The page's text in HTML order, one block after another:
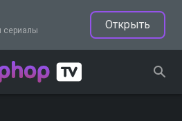
Открыть